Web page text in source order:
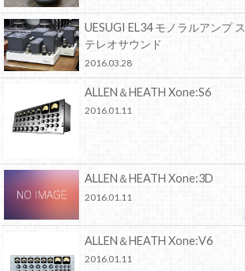
UESUGI EL34 モノラルアンプ ス
テレオサウンド
2016.03.28
ALLEN＆HEATH Xone:S6
2016.01.11
ALLEN＆HEATH Xone:3D
2016.01.11
ALLEN＆HEATH Xone:V6
2016.01.11